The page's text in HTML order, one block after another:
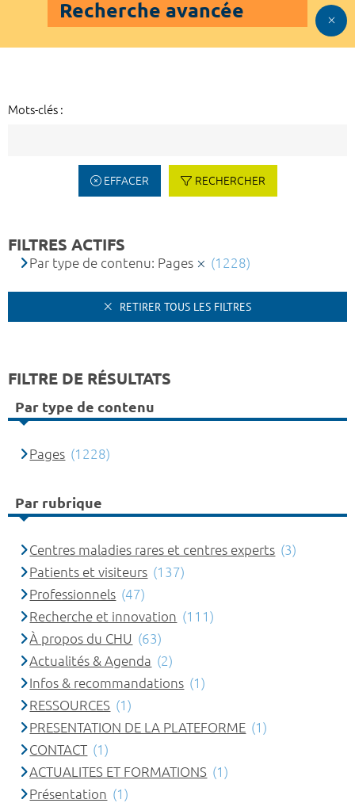
Recherche avancée
Mots-clés :
EFFACER RECHERCHER
FILTRES ACTIFS
Par type de contenu: Pages (1228)
RETIRER TOUS LES FILTRES
FILTRE DE RÉSULTATS
Par type de contenu
Pages (1228)
Par rubrique
Centres maladies rares et centres experts (3)
Patients et visiteurs (137)
Professionnels (47)
Recherche et innovation (111)
À propos du CHU (63)
Actualités & Agenda (2)
Infos & recommandations (1)
RESSOURCES (1)
PRESENTATION DE LA PLATEFORME (1)
CONTACT (1)
ACTUALITES ET FORMATIONS (1)
Présentation (1)